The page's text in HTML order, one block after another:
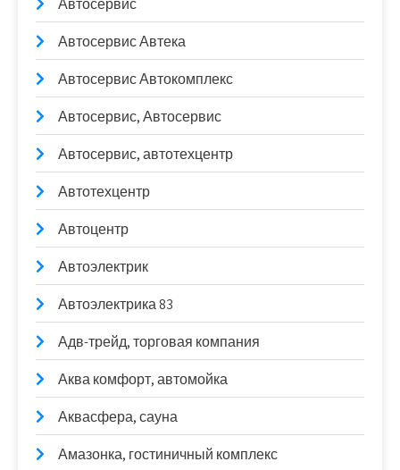
Автосервис
Автосервис Автека
Автосервис Автокомплекс
Автосервис, Автосервис
Автосервис, автотехцентр
Автотехцентр
Автоцентр
Автоэлектрик
Автоэлектрика 83
Адв-трейд, торговая компания
Аква комфорт, автомойка
Аквасфера, сауна
Амазонка, гостиничный комплекс